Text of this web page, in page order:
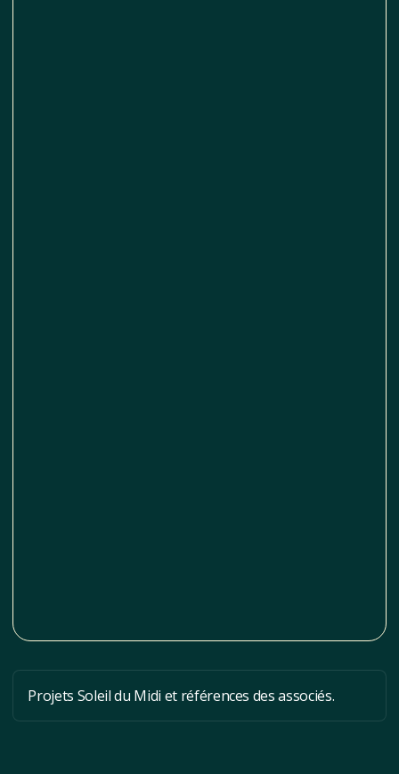
Projets Soleil du Midi et références des associés.